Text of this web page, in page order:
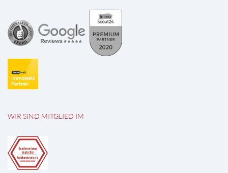
WIR SIND MITGLIED IM